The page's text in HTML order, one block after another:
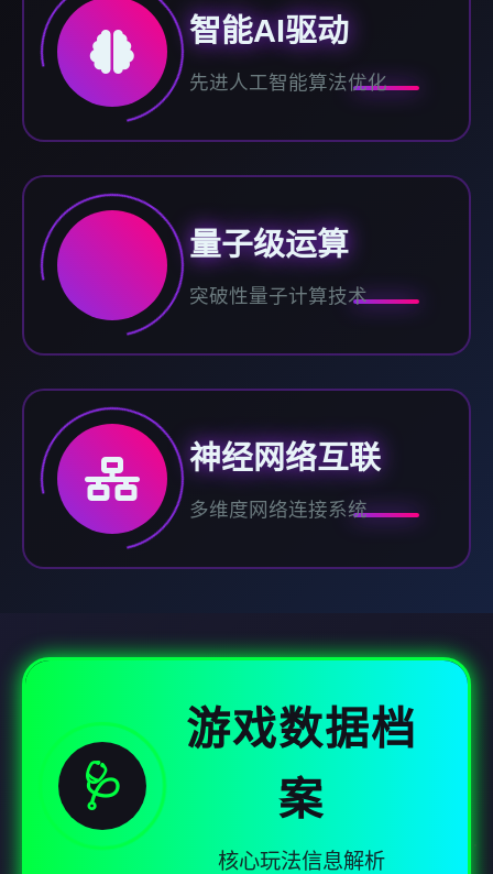
智能AI驱动
先进人工智能算法优化
量子级运算
突破性量子计算技术
神经网络互联
多维度网络连接系统
🩺
游戏数据档
案
核心玩法信息解析